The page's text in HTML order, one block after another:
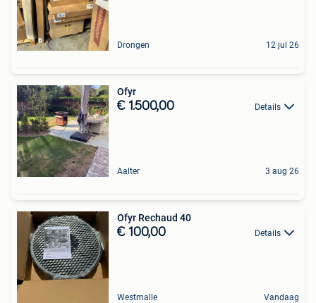
Drongen 12 jul 26
Ofyr
€ 1.500,00 Details
Aalter 3 aug 26
Ofyr Rechaud 40
€ 100,00 Details
Westmalle Vandaag